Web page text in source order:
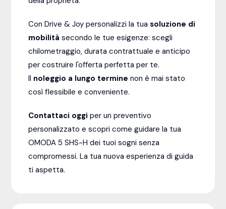
Con Drive & Joy personalizzi la tuasoluzione di
mobilità secondo le tue esigenze: scegli
chilometraggio, durata contrattuale e anticipo
per costruire l'offerta perfetta per te.
Il noleggio a lungo termine non è mai stato
così flessibile e conveniente.
Contattaci oggi per un preventivo
personalizzato e scopri come guidare la tua
OMODA 5 SHS-H dei tuoi sogni senza
compromessi. La tua nuova esperienza di guida
ti aspetta.